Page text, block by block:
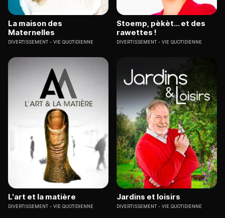
La maison des
Maternelles
DIVERTISSEMENT VIE QUOTIDIENNE
Stoemp, pèkèt... et des
rawettes !
DIVERTISSEMENT VIE QUOTIDIENNE
L'art et la matière
DIVERTISSEMENT VIE QUOTIDIENNE
Jardins et loisirs
DIVERTISSEMENT VIE QUOTIDIENNE